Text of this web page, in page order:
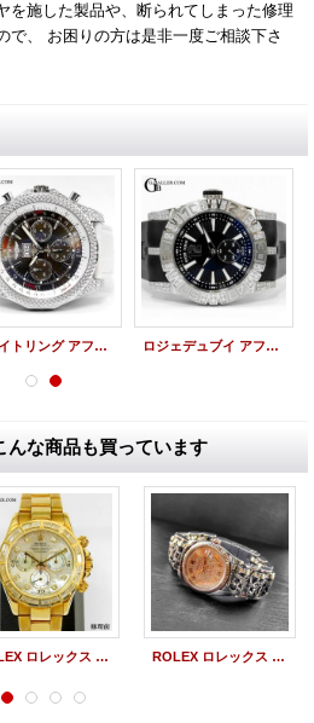
を施した製品や、断られてしまった修理
で、 お困りの方は是非一度ご相談下さ
ブライトリング アフターダイヤ ベントレー クロノグラフ A44362 ブラウンダイヤル ロジェデュブイ アフターダイヤ ニューイージーダイバー SED46 ベゼル ケース アフターダイヤ
んな商品も買っています
ROLEX ロレックス デイトナ 116508NG 新品仕上げ ポリッシュ加工（アフターダイヤ製品） ROLEX ロレックス デイトジャスト 126231 CHROME HEARTS クロムハーツ ローラーウォッチバンド オーバーホール（アフターダイヤ製品）